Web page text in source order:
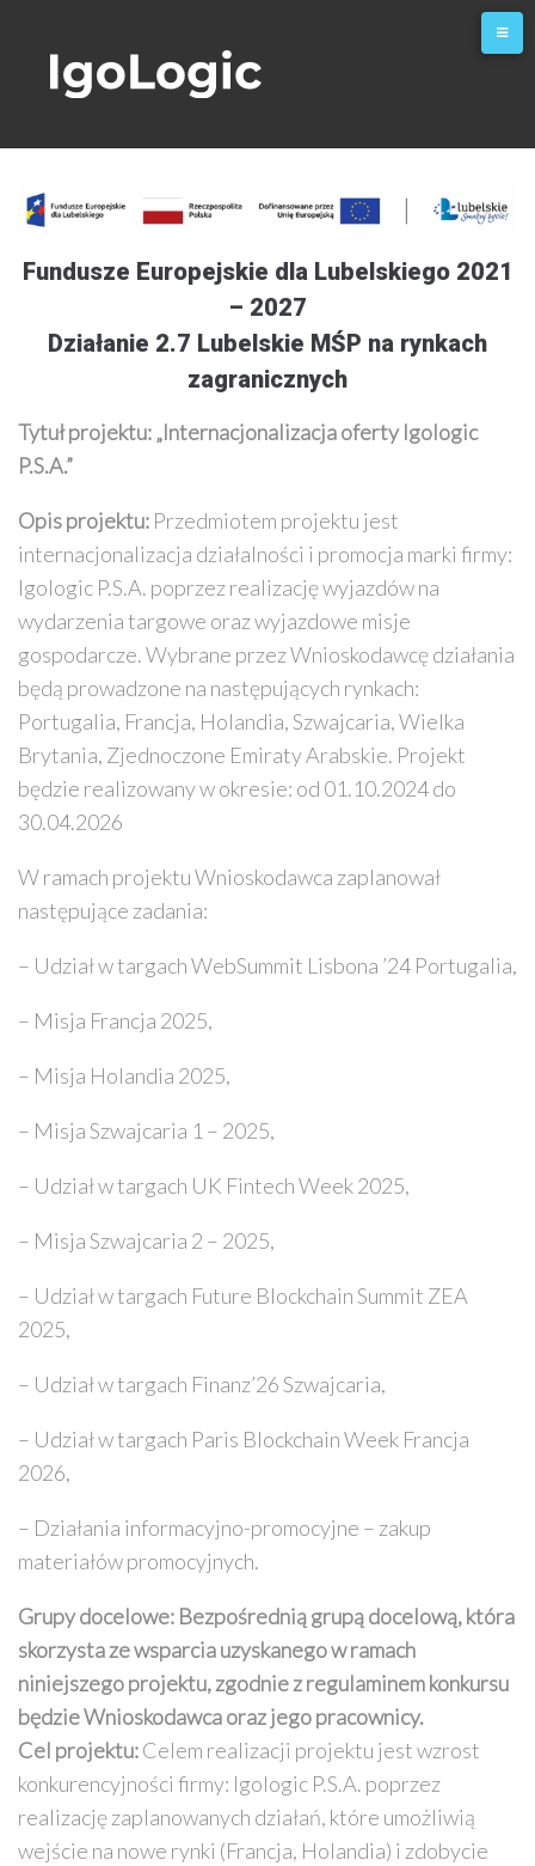
content
Fundusze Europejskie dla Lubelskiego 2021
– 2027
Działanie 2.7 Lubelskie MŚP na rynkach
zagranicznych
Tytuł projektu: „Internacjonalizacja oferty Igologic
P.S.A.”
Opis projektu: Przedmiotem projektu jest
internacjonalizacja działalności i promocja marki firmy:
Igologic P.S.A. poprzez realizację wyjazdów na
wydarzenia targowe oraz wyjazdowe misje
gospodarcze. Wybrane przez Wnioskodawcę działania
będą prowadzone na następujących rynkach:
Portugalia, Francja, Holandia, Szwajcaria, Wielka
Brytania, Zjednoczone Emiraty Arabskie. Projekt
będzie realizowany w okresie: od 01.10.2024 do
30.04.2026
W ramach projektu Wnioskodawca zaplanował
następujące zadania:
– Udział w targach WebSummit Lisbona ’24 Portugalia,
– Misja Francja 2025,
– Misja Holandia 2025,
– Misja Szwajcaria 1 – 2025,
– Udział w targach UK Fintech Week 2025,
– Misja Szwajcaria 2 – 2025,
– Udział w targach Future Blockchain Summit ZEA
2025,
– Udział w targach Finanz’26 Szwajcaria,
– Udział w targach Paris Blockchain Week Francja
2026,
– Działania informacyjno-promocyjne – zakup
materiałów promocyjnych.
Grupy docelowe: Bezpośrednią grupą docelową, która
skorzysta ze wsparcia uzyskanego w ramach
niniejszego projektu, zgodnie z regulaminem konkursu
będzie Wnioskodawca oraz jego pracownicy.
Cel projektu:Celem realizacji projektu jest wzrost
konkurencyjności firmy: Igologic P.S.A. poprzez
realizację zaplanowanych działań, które umożliwią
wejście na nowe rynki (Francja, Holandia) i zdobycie